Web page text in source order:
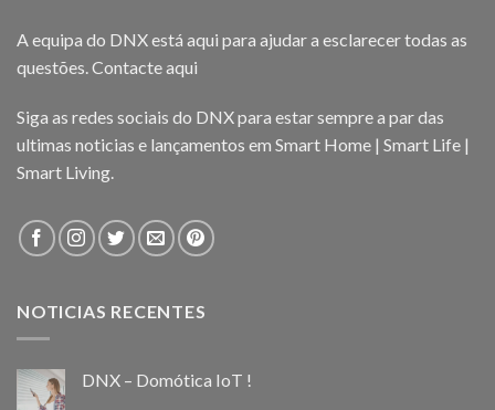
A equipa do DNX está aqui para ajudar a esclarecer todas as
questões. Contacte aqui
Siga as redes sociais do DNX para estar sempre a par das
ultimas noticias e lançamentos em Smart Home | Smart Life |
Smart Living.
NOTICIAS RECENTES
DNX – Domótica IoT !